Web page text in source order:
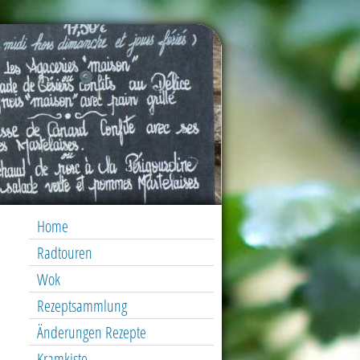
Home
Radtouren
Wok
Rezeptsammlung
Änderungen Rezepte